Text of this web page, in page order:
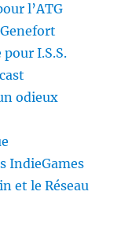
l’ATG
I.S.S.
odieux
IndieGames
et le Réseau